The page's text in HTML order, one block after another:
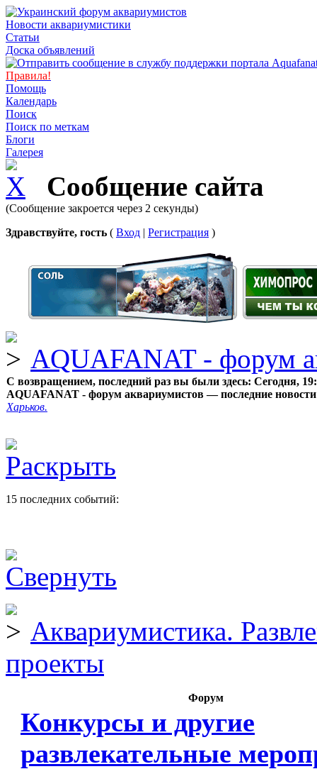
Новости аквариумистики
Статьи
Доска объявлений
Правила!
Помощь
Календарь
Поиск
Поиск по меткам
Блоги
Галерея
Сообщение сайта
(Сообщение закроется через 2 секунды)
Здравствуйте, гость ( Вход | Регистрация )
AQUAFANAT - форум
С возвращением, последний раз вы были здесь: Сегодня,
AQUAFANAT - форум аквариумистов — последние
Харьков.
15 последних событий:
Аквариумистика.
проекты
Форум
Конкурсы и другие
развлекательные